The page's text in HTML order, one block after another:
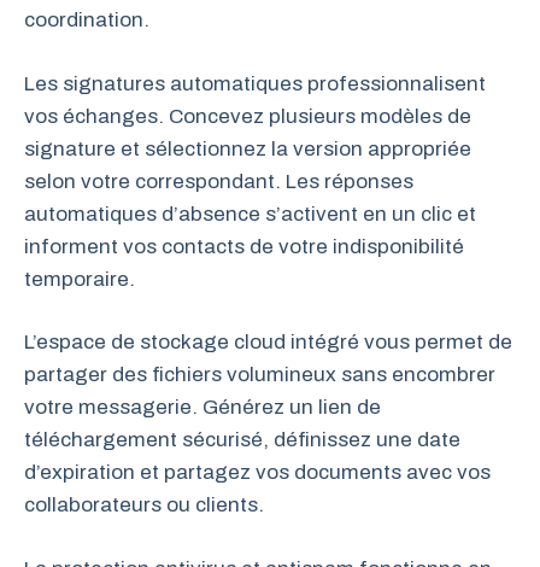
coordination.
Les signatures automatiques professionnalisent
vos échanges. Concevez plusieurs modèles de
signature et sélectionnez la version appropriée
selon votre correspondant. Les réponses
automatiques d’absence s’activent en un clic et
informent vos contacts de votre indisponibilité
temporaire.
L’espace de stockage cloud intégré vous permet de
partager des fichiers volumineux sans encombrer
votre messagerie. Générez un lien de
téléchargement sécurisé, définissez une date
d’expiration et partagez vos documents avec vos
collaborateurs ou clients.